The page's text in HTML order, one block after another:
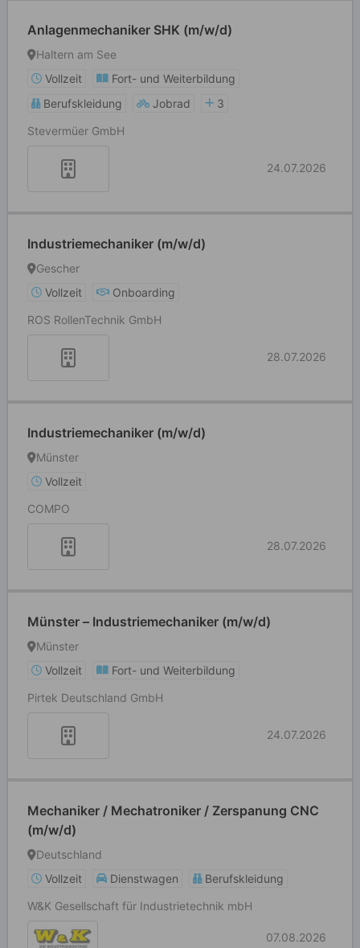
Anlagenmechaniker SHK (m/w/d)
Haltern am See
Vollzeit
Fort- und Weiterbildung
Berufskleidung
Jobrad
3
Stevermüer GmbH
24.07.2026
Industriemechaniker (m/w/d)
Gescher
Vollzeit
Onboarding
ROS RollenTechnik GmbH
28.07.2026
Industriemechaniker (m/w/d)
Münster
Vollzeit
COMPO
28.07.2026
Münster – Industriemechaniker (m/w/d)
Münster
Vollzeit
Fort- und Weiterbildung
Pirtek Deutschland GmbH
24.07.2026
Mechaniker / Mechatroniker / Zerspanung CNC
(m/w/d)
Deutschland
Vollzeit
Dienstwagen
Berufskleidung
W&K Gesellschaft für Industrietechnik mbH
07.08.2026